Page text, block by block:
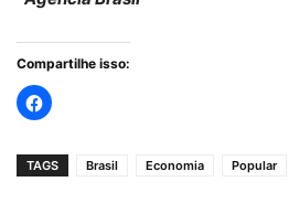
Compartilhe isso:
TAGS Brasil Economia Popular